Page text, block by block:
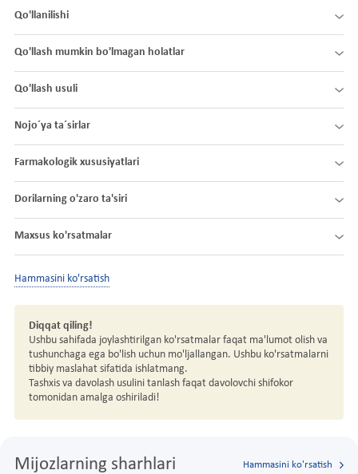
Qo'llanilishi
Qo'llash mumkin bo'lmagan holatlar
Qo'llash usuli
Nojo´ya ta´sirlar
Farmakologik xususiyatlari
Dorilarning o'zaro ta'siri
Maxsus ko'rsatmalar
Hammasini ko'rsatish
Diqqat qiling!
Ushbu sahifada joylashtirilgan ko'rsatmalar faqat ma'lumot olish va
tushunchaga ega bo'lish uchun mo'ljallangan. Ushbu ko'rsatmalarni
tibbiy maslahat sifatida ishlatmang.
Tashxis va davolash usulini tanlash faqat davolovchi shifokor
tomonidan amalga oshiriladi!
Mijozlarning sharhlari Hammasini ko'rsatish